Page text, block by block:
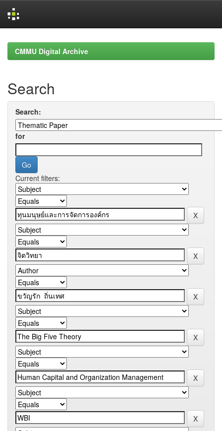
navigationCMMU Digital Archive
Search
Search:
for
Current filters: